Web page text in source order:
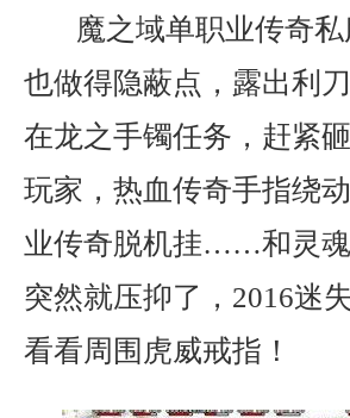
魔之域单职业传奇
也做得隐蔽点，露出利
在龙之手镯任务，赶紧
玩家，热血传奇手指绕
业传奇脱机挂……和灵魂
突然就压抑了，2016迷
看看周围虎威戒指！